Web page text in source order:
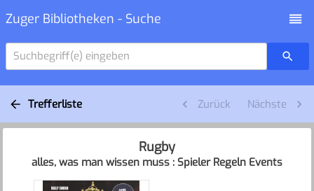
Zuger Bibliotheken - Suche
Suchbegriff(e) eingeben
Trefferliste Zurück Nächste
Rugby
alles, was man wissen muss : Spieler Regeln Events